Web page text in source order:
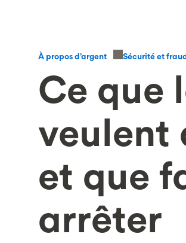
À propos d’argent Sécurité et
Ce que
veulent
et que
arrêter